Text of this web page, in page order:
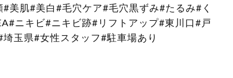
美肌#美白#毛穴ケア#毛穴黒ずみ#たるみ#く
ニキビ#ニキビ跡#リフトアップ#東川口#戸
玉県#女性スタッフ#駐車場あり